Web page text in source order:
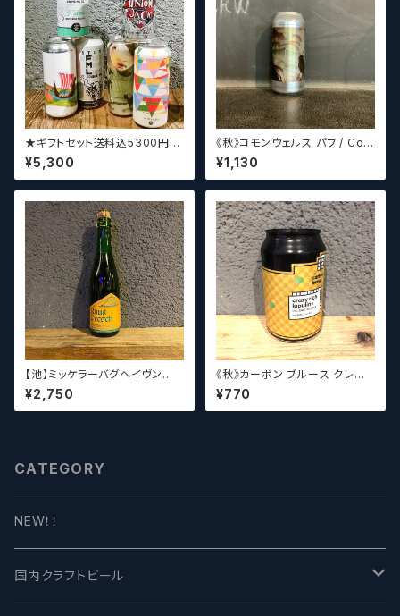
★ギフトセット送料込5300円★
（お好みに合わせて4～5本チョ
イスさせていただきます）【クラフ
トビール】
¥5,300
《秋》コモンウェルス パフ / Com
monwealth Puff 【クラフトビ
ールシザーズ】
¥1,130
【池】ミッケラーバグヘイヴン
ルードペッシュ Mikkeller Bag
haven Ruud Peesch
¥2,750
《秋》カーボン ブルース クレイ
ジーリッチルプリンズ Carbo
n Brews Crazy rich Lupulin
s【クラフトビール】
¥770
CATEGORY
NEW！！
国内クラフトビール